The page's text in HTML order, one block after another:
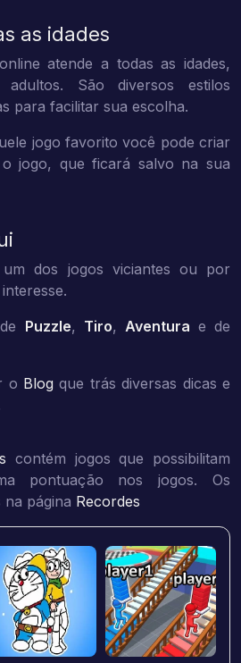
as idades
atende a todas as idades,
São diversos estilos
para facilitar sua escolha.
jogo favorito você pode criar
jogo, que ficará salvo na sua
um dos jogos viciantes ou por
Puzzle, Tiro, Aventura e de
o Blog que trás diversas dicas e
contém jogos que possibilitam
pontuação nos jogos. Os
página Recordes